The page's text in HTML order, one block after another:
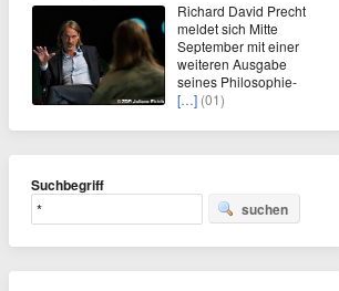
Richard David Precht
meldet sich Mitte
September mit einer
weiteren Ausgabe
seines Philosophie-
[…] (01)
Suchbegriff
suchen